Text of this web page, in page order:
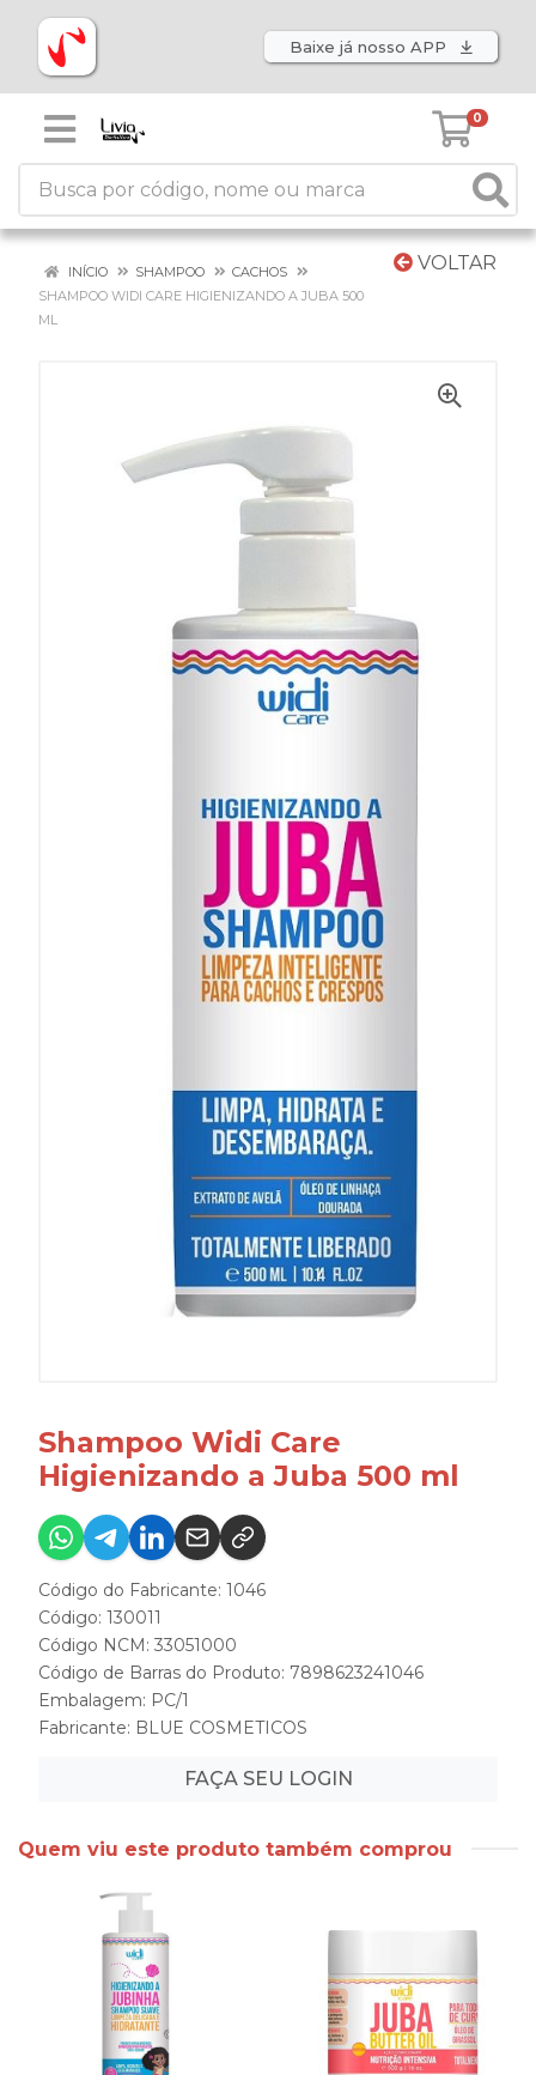
Baixe já nosso APP
0
VOLTAR
INÍCIO SHAMPOO
CACHOS
SHAMPOO WIDI CARE HIGIENIZANDO A JUBA 500
ML
Shampoo Widi Care
Higienizando a Juba 500 ml
Código do Fabricante: 1046
Código: 130011
Código NCM: 33051000
Código de Barras do Produto: 7898623241046
Embalagem: PC/1
Fabricante: BLUE COSMETICOS
FAÇA SEU LOGIN
Quem viu este produto também comprou